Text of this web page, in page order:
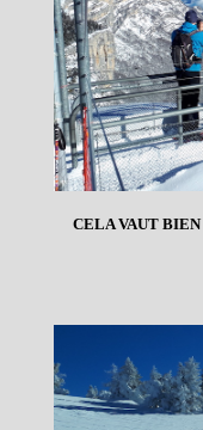
CELA VAUT